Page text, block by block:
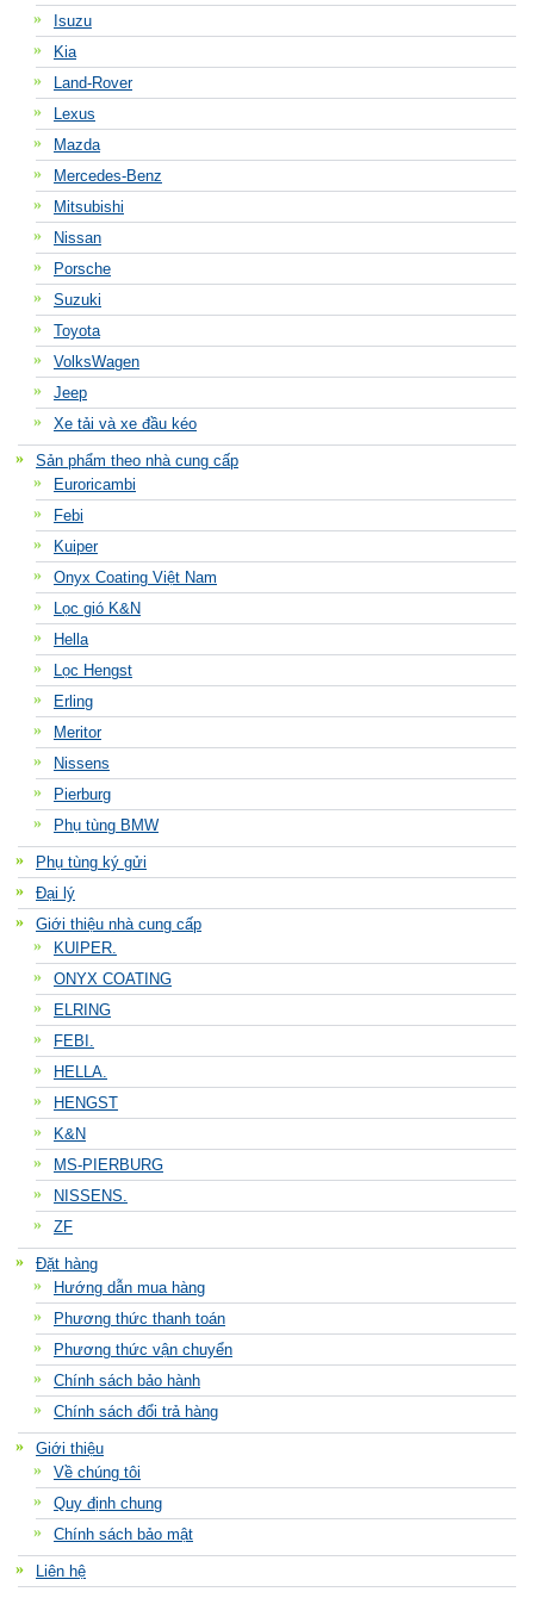
Isuzu
Kia
Land-Rover
Lexus
Mazda
Mercedes-Benz
Mitsubishi
Nissan
Porsche
Suzuki
Toyota
VolksWagen
Jeep
Xe tải và xe đầu kéo
Sản phẩm theo nhà cung cấp
Euroricambi
Febi
Kuiper
Onyx Coating Việt Nam
Lọc gió K&N
Hella
Lọc Hengst
Erling
Meritor
Nissens
Pierburg
Phụ tùng BMW
Phụ tùng ký gửi
Đại lý
Giới thiệu nhà cung cấp
KUIPER.
ONYX COATING
ELRING
FEBI.
HELLA.
HENGST
K&N
MS-PIERBURG
NISSENS.
ZF
Đặt hàng
Hướng dẫn mua hàng
Phương thức thanh toán
Phương thức vận chuyển
Chính sách bảo hành
Chính sách đổi trả hàng
Giới thiệu
Về chúng tôi
Quy định chung
Chính sách bảo mật
Liên hệ